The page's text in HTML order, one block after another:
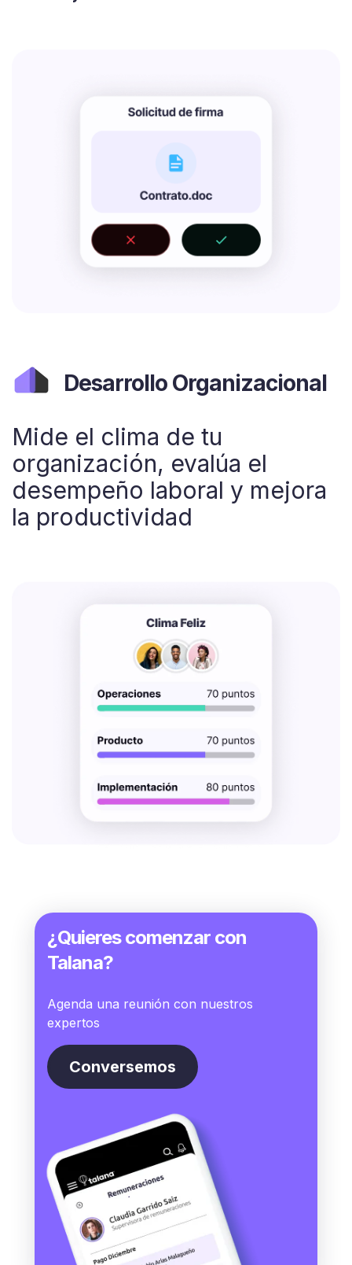
Desarrollo Organizacional
Mide el clima de tu
organización, evalúa el
desempeño laboral y mejora
la productividad
¿Quieres comenzar con
Talana?
Agenda una reunión con nuestros
expertos
Conversemos